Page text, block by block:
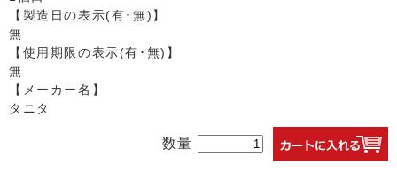
【製造日の表示(有･無)】
無
【使用期限の表示(有･無)】
無
【メーカー名】
タニタ
数量